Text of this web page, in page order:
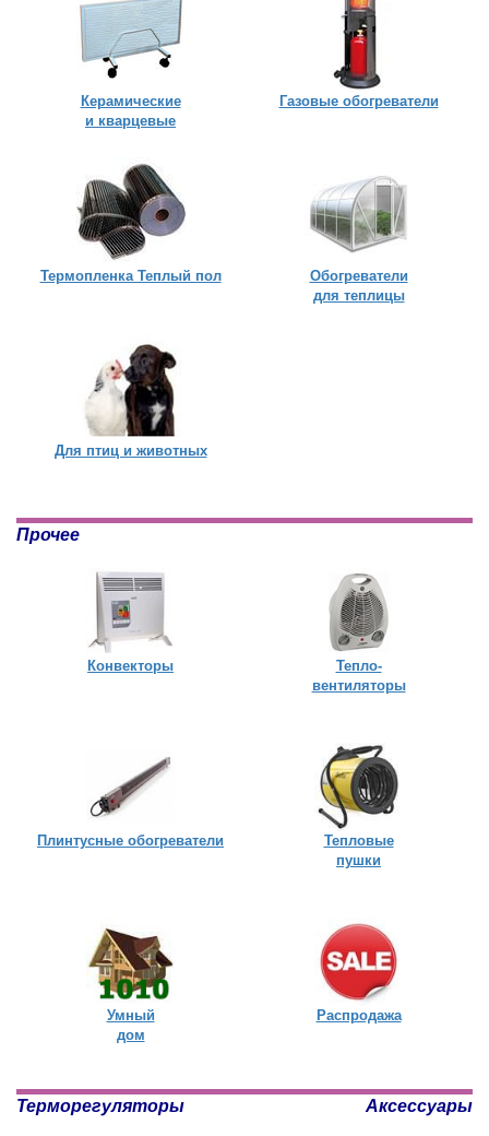
Керамические
и кварцевые
Газовые обогреватели
Термопленка Теплый пол
Обогреватели
для теплицы
Для птиц и животных
Прочее
Конвекторы
Тепло-
вентиляторы
Плинтусные обогреватели
Тепловые
пушки
Умный
дом
Распродажа
Терморегуляторы Аксессуары